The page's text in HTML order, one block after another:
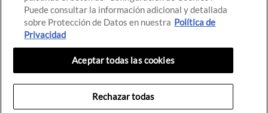
Configuración de cookies
Política de cookies
Puede consultar la información adicional y detallada
sobre Protección de Datos en nuestra Política de
Privacidad
Rechazar todas
Aceptar todas las cookies